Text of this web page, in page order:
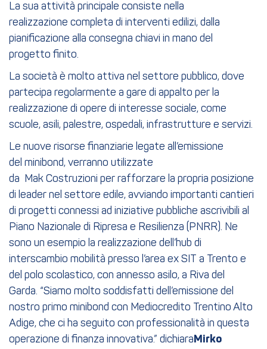
La sua attività principale consiste nella
realizzazione completa di interventi edilizi, dalla
pianificazione alla consegna chiavi in mano del
progetto finito.
La società è molto attiva nel settore pubblico, dove
partecipa regolarmente a gare di appalto per la
realizzazione di opere di interesse sociale, come
scuole, asili, palestre, ospedali, infrastrutture e servizi.
Le nuove risorse finanziarie legate all’emissione
del minibond, verranno utilizzate
da Mak Costruzioni per rafforzare la propria posizione
di leader nel settore edile, avviando importanti cantieri
di progetti connessi ad iniziative pubbliche ascrivibili al
Piano Nazionale di Ripresa e Resilienza (PNRR). Ne
sono un esempio la realizzazione dell’hub di
interscambio mobilità presso l’area ex SIT a Trento e
del polo scolastico, con annesso asilo, a Riva del
Garda. “Siamo molto soddisfatti dell’emissione del
nostro primo minibond con Mediocredito Trentino Alto
Adige, che ci ha seguito con professionalità in questa
operazione di finanza innovativa.” dichiaraMirko